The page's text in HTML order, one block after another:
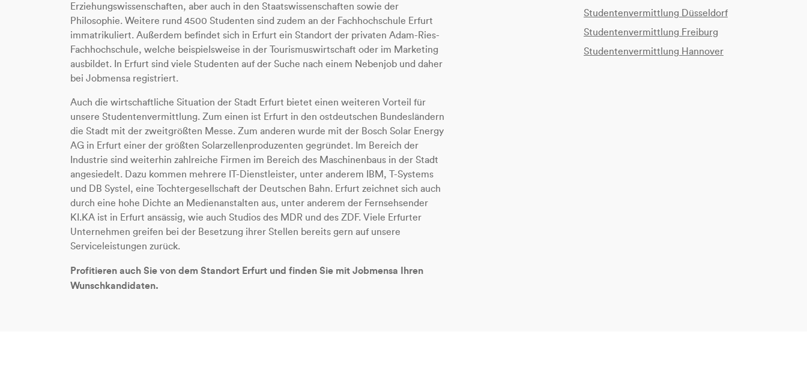
Erziehungswissenschaften, aber auch in den Staatswissenschaften sowie der
Philosophie. Weitere rund 4500 Studenten sind zudem an der Fachhochschule Erfurt
immatrikuliert. Außerdem befindet sich in Erfurt ein Standort der privaten Adam-Ries-
Fachhochschule, welche beispielsweise in der Tourismuswirtschaft oder im Marketing
ausbildet. In Erfurt sind viele Studenten auf der Suche nach einem Nebenjob und daher
bei Jobmensa registriert.
Auch die wirtschaftliche Situation der Stadt Erfurt bietet einen weiteren Vorteil für
unsere Studentenvermittlung. Zum einen ist Erfurt in den ostdeutschen Bundesländern
die Stadt mit der zweitgrößten Messe. Zum anderen wurde mit der Bosch Solar Energy
AG in Erfurt einer der größten Solarzellenproduzenten gegründet. Im Bereich der
Industrie sind weiterhin zahlreiche Firmen im Bereich des Maschinenbaus in der Stadt
angesiedelt. Dazu kommen mehrere IT-Dienstleister, unter anderem IBM, T-Systems
und DB Systel, eine Tochtergesellschaft der Deutschen Bahn. Erfurt zeichnet sich auch
durch eine hohe Dichte an Medienanstalten aus, unter anderem der Fernsehsender
KI.KA ist in Erfurt ansässig, wie auch Studios des MDR und des ZDF. Viele Erfurter
Unternehmen greifen bei der Besetzung ihrer Stellen bereits gern auf unsere
Serviceleistungen zurück.
Profitieren auch Sie von dem Standort Erfurt und finden Sie mit Jobmensa Ihren
Wunschkandidaten.
Studentenvermittlung Düsseldorf
Studentenvermittlung Freiburg
Studentenvermittlung Hannover